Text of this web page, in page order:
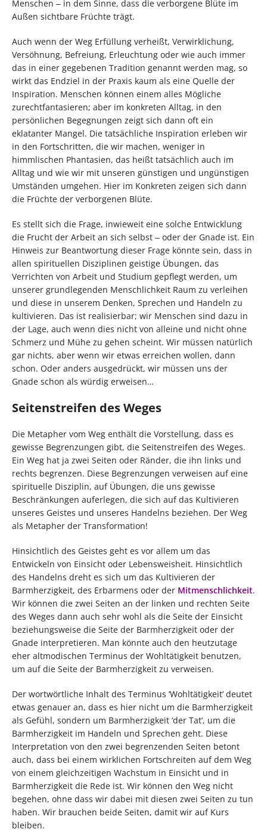
Menschen ‒ in dem Sinne, dass die verborgene Blüte im
Außen sichtbare Früchte trägt.
Auch wenn der Weg Erfüllung verheißt, Verwirklichung,
Versöhnung, Befreiung, Erleuchtung oder wie auch immer
das in einer gegebenen Tradition genannt werden mag, so
wirkt das Endziel in der Praxis kaum als eine Quelle der
Inspiration. Menschen können einem alles Mögliche
zurechtfantasieren; aber im konkreten Alltag, in den
persönlichen Begegnungen zeigt sich dann oft ein
eklatanter Mangel. Die tatsächliche Inspiration erleben wir
in den Fortschritten, die wir machen, weniger in
himmlischen Phantasien, das heißt tatsächlich auch im
Alltag und wie wir mit unseren günstigen und ungünstigen
Umständen umgehen. Hier im Konkreten zeigen sich dann
die Früchte der verborgenen Blüte.
Es stellt sich die Frage, inwieweit eine solche Entwicklung
die Frucht der Arbeit an sich selbst ‒ oder der Gnade ist. Ein
Hinweis zur Beantwortung dieser Frage könnte sein, dass in
allen spirituellen Disziplinen geistige Übungen, das
Verrichten von Arbeit und Studium gepflegt werden, um
unserer grundlegenden Menschlichkeit Raum zu verleihen
und diese in unserem Denken, Sprechen und Handeln zu
kultivieren. Das ist realisierbar; wir Menschen sind dazu in
der Lage, auch wenn dies nicht von alleine und nicht ohne
Schmerz und Mühe zu gehen scheint. Wir müssen natürlich
gar nichts, aber wenn wir etwas erreichen wollen, dann
schon. Oder anders ausgedrückt, wir müssen uns der
Gnade schon als würdig erweisen…
Seitenstreifen des Weges
Die Metapher vom Weg enthält die Vorstellung, dass es
gewisse Begrenzungen gibt, die Seitenstreifen des Weges.
Ein Weg hat ja zwei Seiten oder Ränder, die ihn links und
rechts begrenzen. Diese Begrenzungen verweisen auf eine
spirituelle Disziplin, auf Übungen, die uns gewisse
Beschränkungen auferlegen, die sich auf das Kultivieren
unseres Geistes und unseres Handelns beziehen. Der Weg
als Metapher der Transformation!
Hinsichtlich des Geistes geht es vor allem um das
Entwickeln von Einsicht oder Lebensweisheit. Hinsichtlich
des Handelns dreht es sich um das Kultivieren der
Barmherzigkeit, des Erbarmens oder der Mitmenschlichkeit.
Wir können die zwei Seiten an der linken und rechten Seite
des Weges dann auch sehr wohl als die Seite der Einsicht
beziehungsweise die Seite der Barmherzigkeit oder der
Gnade interpretieren. Man könnte auch den heutzutage
eher altmodischen Terminus der Wohltätigkeit benutzen,
um auf die Seite der Barmherzigkeit zu verweisen.
Der wortwörtliche Inhalt des Terminus ‘Wohltätigkeit‘ deutet
etwas genauer an, dass es hier nicht um die Barmherzigkeit
als Gefühl, sondern um Barmherzigkeit ‘der Tat‘, um die
Barmherzigkeit im Handeln und Sprechen geht. Diese
Interpretation von den zwei begrenzenden Seiten betont
auch, dass bei einem wirklichen Fortschreiten auf dem Weg
von einem gleichzeitigen Wachstum in Einsicht und in
Barmherzigkeit die Rede ist. Wir können den Weg nicht
begehen, ohne dass wir dabei mit diesen zwei Seiten zu tun
haben. Wir brauchen beide Seiten, damit wir auf Kurs
bleiben.